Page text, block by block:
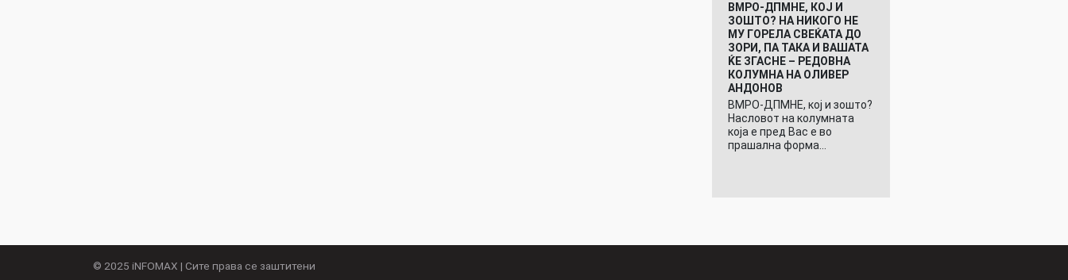
ВМРО-ДПМНЕ, КОЈ И
ЗОШТО? НА НИКОГО НЕ
МУ ГОРЕЛА СВЕЌАТА ДО
ЗОРИ, ПА ТАКА И ВАШАТА
ЌЕ ЗГАСНЕ – РЕДОВНА
КОЛУМНА НА ОЛИВЕР
АНДОНОВ
ВМРО-ДПМНЕ, кој и зошто?
Насловот на колумната
која е пред Вас е во
прашална форма…
© 2025 iNFOMAX | Сите права се заштитени